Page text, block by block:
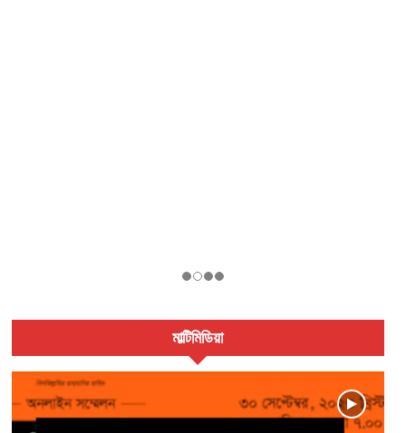
মাল্টিমিডিয়া